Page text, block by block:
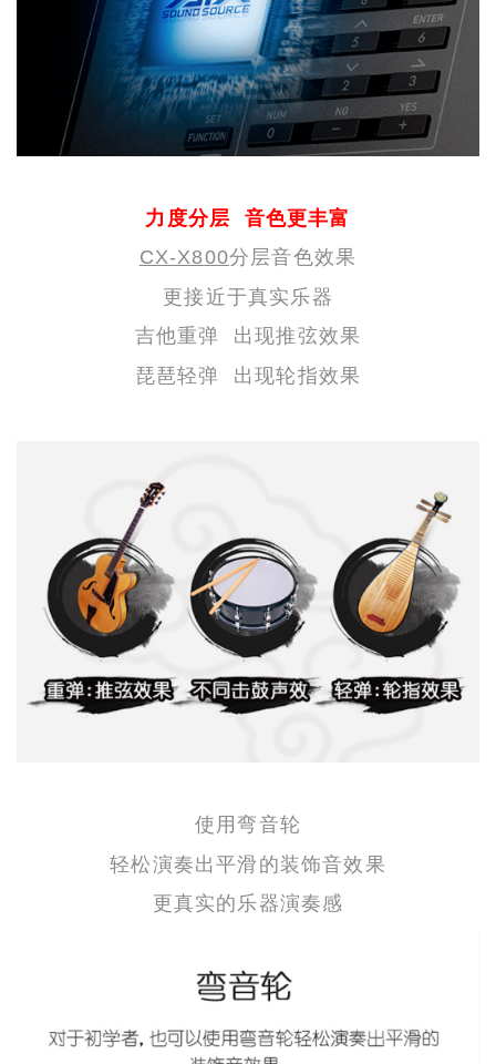
力度分层 音色更丰富
CX-X800分层音色效果
更接近于真实乐器
吉他重弹 出现推弦效果
琵琶轻弹 出现轮指效果
使用弯音轮
轻松演奏出平滑的装饰音效果
更真实的乐器演奏感